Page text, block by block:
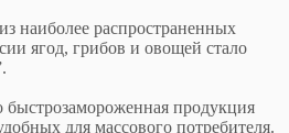
наиболее распространенных
ягод, грибов и овощей стало
быстрозамороженная продукция
для массового потребителя.